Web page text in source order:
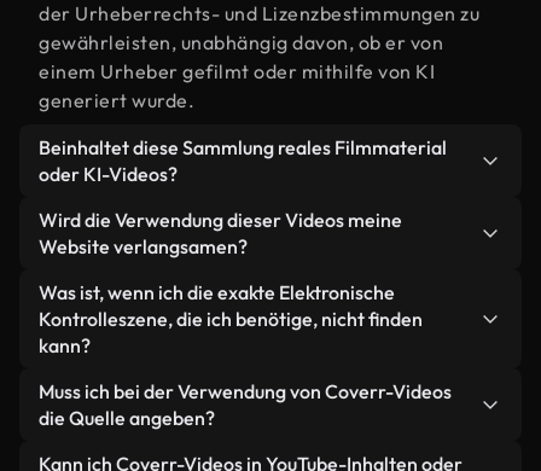
der Urheberrechts- und Lizenzbestimmungen zu
gewährleisten, unabhängig davon, ob er von
einem Urheber gefilmt oder mithilfe von KI
generiert wurde.
Beinhaltet diese Sammlung reales Filmmaterial
oder KI-Videos?
Beides. Es handelt sich um eine Hybridbibliothek
aus realen, von Menschen aufgenommenen
Kontrolle und KI-generierten Videos. Jedes Video
ist eindeutig beschriftet, sodass Sie immer wissen,
was Sie verwenden.
Wird die Verwendung dieser Videos meine
Website verlangsamen?
Nicht, wenn Sie unsere optimierten Versionen
wählen. Wir bieten schlanke, webfähige Formate,
die für die Hintergrundverarbeitung entwickelt
gleichzeitig die Ladezeiten minimiert und
Kennzahlen wie LCP verbessert werden.
Was ist, wenn ich die exakte Elektronische
Kontrolleszene, die ich benötige, nicht finden
kann?
Mit Coverr AI Studio erstellen Sie im
Handumdrehen ein solches Video. Beschreiben Sie
Muss ich bei der Verwendung von Coverr-Videos
die Quelle angeben?
Eine Namensnennung ist nicht erforderlich. Alle
Kann ich Coverr-Videos in YouTube-Inhalten oder